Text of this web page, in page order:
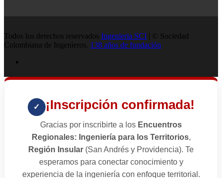
Todos los derechos reservados Ingenieria SCI | © Sociedad
Colombiana de Ingenieros. 138 años de fundación
✓ ¡Inscripción confirmada!
Gracias por inscribirte a los Encuentros
Regionales: Ingeniería para los Territorios,
Región Insular (San Andrés y Providencia). Te
esperamos para conectar conocimiento y
experiencia de la ingeniería con enfoque territorial.